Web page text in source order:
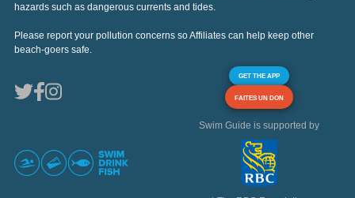
hazards such as dangerous currents and tides.
Please report your pollution concerns so Affiliates can help keep other
beach-goers safe.
GET THE APP
FAITES UN DON
Swim Guide is supported by